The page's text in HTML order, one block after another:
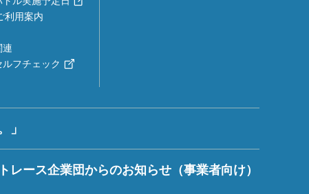
利用案内
連
フチェック
」
レース企業団からのお知らせ（事業者向け）